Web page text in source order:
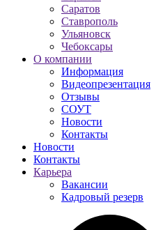
Саратов
Ставрополь
Ульяновск
Чебоксары
О компании
Информация
Видеопрезентация
Отзывы
СОУТ
Новости
Контакты
Новости
Контакты
Карьера
Вакансии
Кадровый резерв